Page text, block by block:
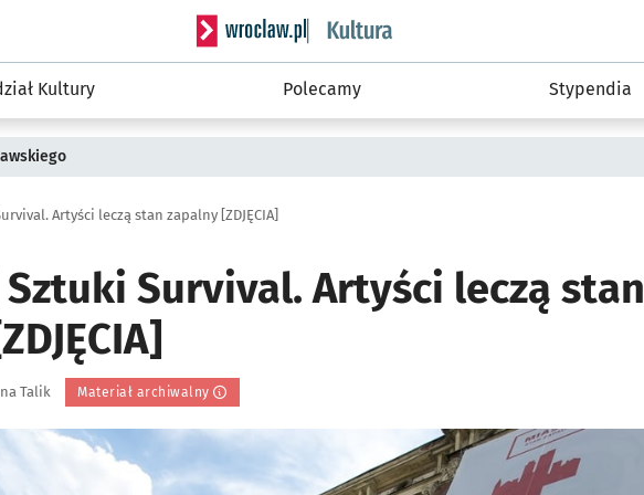
Serwis informacyjny wroclaw.pl podserwis: Kultura
Kultury Polecamy Stypendia
Artyści leczą stan zapalny [ZDJĘCIA]
Survival. Artyści leczą stan
Talik Materiał archiwalny